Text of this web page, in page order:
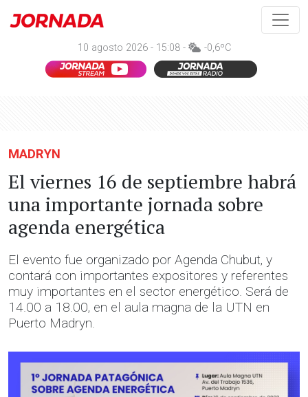
10 agosto 2026 - 15:08 - -0,6ºC
MADRYN
El viernes 16 de septiembre habrá
una importante jornada sobre
agenda energética
El evento fue organizado por Agenda Chubut, y
contará con importantes expositores y referentes
muy importantes en el sector energético. Será de
14.00 a 18.00, en el aula magna de la UTN en
Puerto Madryn.